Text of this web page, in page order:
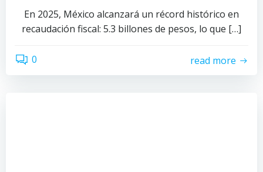
En 2025, México alcanzará un récord histórico en
recaudación fiscal: 5.3 billones de pesos, lo que […]
0 read more